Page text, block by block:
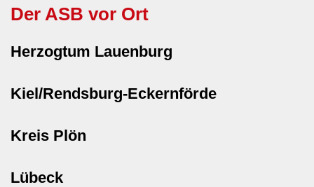
Der ASB vor Ort
Herzogtum Lauenburg
Kiel/Rendsburg-Eckernförde
Kreis Plön
Lübeck